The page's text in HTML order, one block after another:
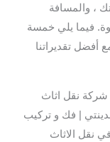
، والمسافة
فيما يلي خمسة
أفضل تقديراتنا
شركة نقل اثاث
| فك و تركيب
نقل الاثاث